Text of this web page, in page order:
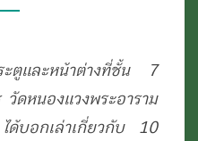
าพ
ลัก
ม้
ชั้น
ะตูและหน้าต่างที่ชั้น 7
ดหนองแวงพระอาราม
บอกเล่าเกี่ยวกับ 10